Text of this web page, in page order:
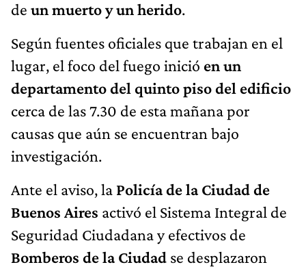
de un muerto y un herido.
Según fuentes oficiales que trabajan en el
lugar, el foco del fuego inició en un
departamento del quinto piso del edificio
cerca de las 7.30 de esta mañana por
causas que aún se encuentran bajo
investigación.
Ante el aviso, la Policía de la Ciudad de
Buenos Aires activó el Sistema Integral de
Seguridad Ciudadana y efectivos de
Bomberos de la Ciudad se desplazaron